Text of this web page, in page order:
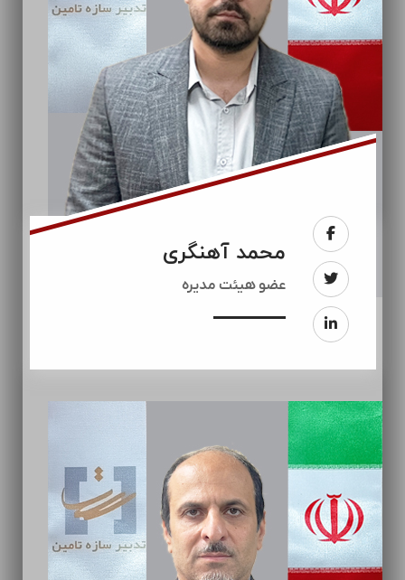
محمد آهنگری
عضو هیئت مدیره